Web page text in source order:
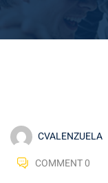
CVALENZUELA
COMMENT 0